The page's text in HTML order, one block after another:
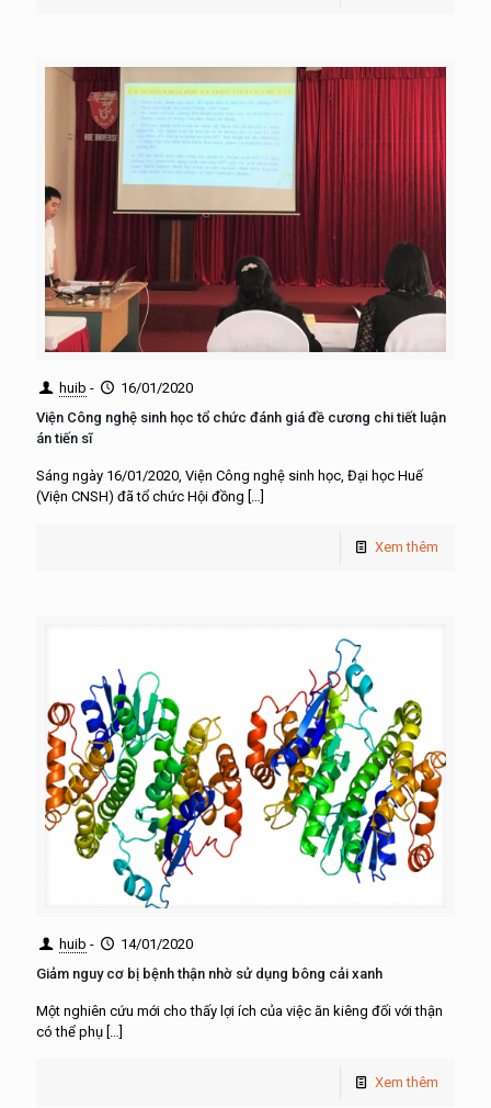
huib -
16/01/2020
Viện Công nghệ sinh học tổ chức đánh giá đề cương chi tiết luận
án tiến sĩ
Sáng ngày 16/01/2020, Viện Công nghệ sinh học, Đại học Huế
(Viện CNSH) đã tổ chức Hội đồng […]
Xem thêm
huib -
14/01/2020
Giảm nguy cơ bị bệnh thận nhờ sử dụng bông cải xanh
Một nghiên cứu mới cho thấy lợi ích của việc ăn kiêng đối với thận
có thể phụ […]
Xem thêm